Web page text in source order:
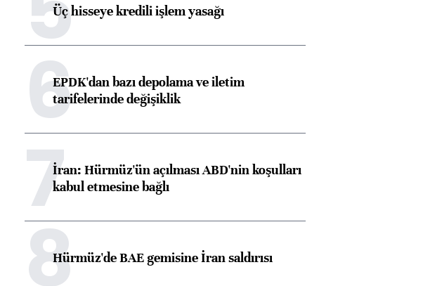
Üç hisseye kredili işlem yasağı
6EPDK'dan bazı depolama ve iletim
tarifelerinde değişiklik
7İran: Hürmüz'ün açılması ABD'nin koşulları
kabul etmesine bağlı
8Hürmüz'de BAE gemisine İran saldırısı